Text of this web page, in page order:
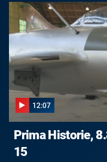
12:07
Prima Historie,
15